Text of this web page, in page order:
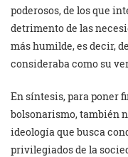
poderosos, de los que
detrimento de las
más humilde, es decir,
consideraba como su
En síntesis, para poner
bolsonarismo, también
ideología que busca
privilegiados de la